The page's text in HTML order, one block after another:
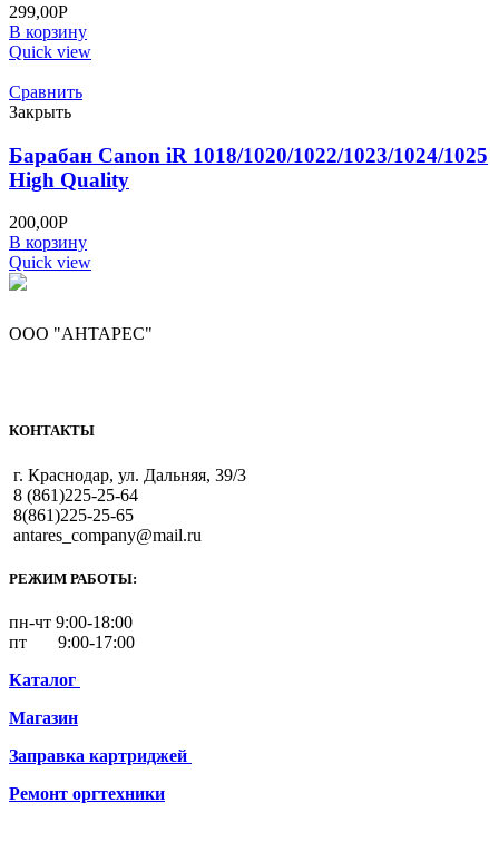
299,00Р
В корзину
Quick view
Сравнить
Закрыть
Барабан Canon iR 1018/1020/1022/1023/1024/1025
High Quality
200,00Р
В корзину
Quick view
ООО "АНТАРЕС"
КОНТАКТЫ
г. Краснодар, ул. Дальняя, 39/3
8 (861)225-25-64
8(861)225-25-65
antares_company@mail.ru
РЕЖИМ РАБОТЫ:
пн-чт 9:00-18:00
пт 9:00-17:00
Каталог
Магазин
Заправка картриджей
Ремонт оргтехники